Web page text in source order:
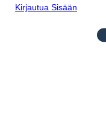
Kirjautua Sisään